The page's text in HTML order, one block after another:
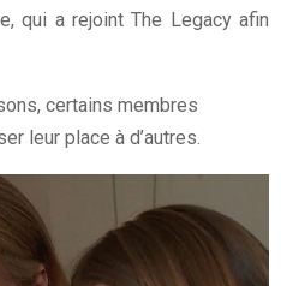
qui a rejoint The Legacy afin
certains membres
leur place à d’autres.